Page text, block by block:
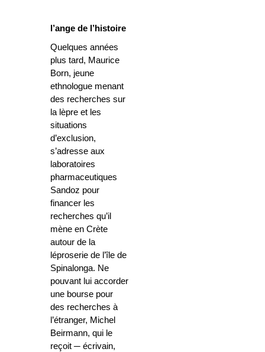
l’ange de l’histoire
Quelques années
plus tard, Maurice
Born, jeune
ethnologue menant
des recherches sur
la lèpre et les
situations
d’exclusion,
s’adresse aux
laboratoires
pharmaceutiques
Sandoz pour
financer les
recherches qu’il
mène en Crète
autour de la
léproserie de l’île de
Spinalonga. Ne
pouvant lui accorder
une bourse pour
des recherches à
l’étranger, Michel
Beirmann, qui le
reçoit ─ écrivain,